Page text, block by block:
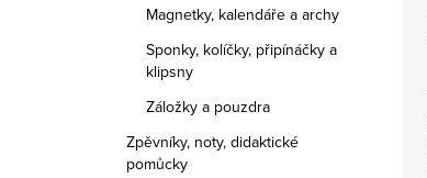
Magnetky, kalendáře a archy
Sponky, kolíčky, připínáčky a
klipsny
Záložky a pouzdra
Zpěvníky, noty, didaktické
pomůcky